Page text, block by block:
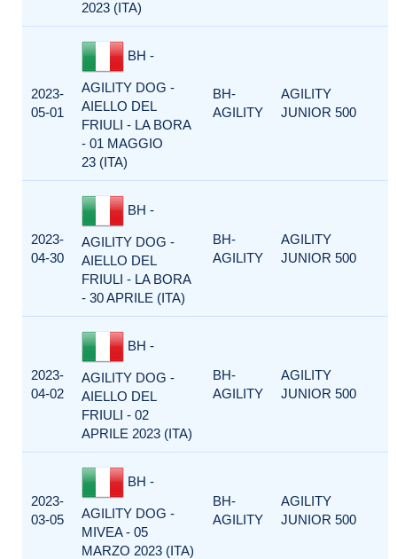
2023 (ITA)
2023-
05-01
BH -
AGILITY DOG -
AIELLO DEL
FRIULI - LA BORA
- 01 MAGGIO
23 (ITA)
BH-
AGILITY
AGILITY
JUNIOR 500
2023-
04-30
BH -
AGILITY DOG -
AIELLO DEL
FRIULI - LA BORA
- 30 APRILE (ITA)
BH-
AGILITY
AGILITY
JUNIOR 500
2023-
04-02
BH -
AGILITY DOG -
AIELLO DEL
FRIULI - 02
APRILE 2023 (ITA)
BH-
AGILITY
AGILITY
JUNIOR 500
2023-
03-05
BH -
AGILITY DOG -
MIVEA - 05
MARZO 2023 (ITA)
BH-
AGILITY
AGILITY
JUNIOR 500